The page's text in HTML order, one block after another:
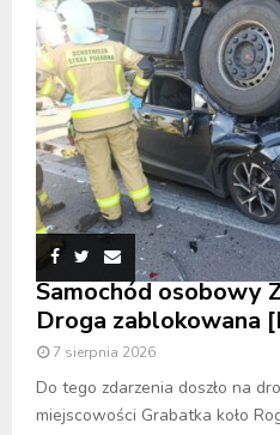
Samochód osobowy
Droga zablokowana
7 sierpnia 2026
Do tego zdarzenia doszło na
miejscowości Grabatka koło